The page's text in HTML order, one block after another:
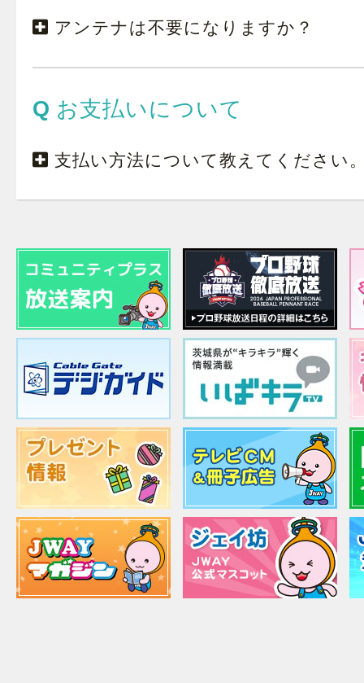
アンテナは不要になりますか？
お支払いについて
支払い方法について教えてください